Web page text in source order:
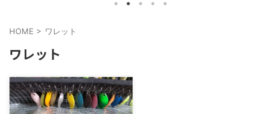
HOME > ワレット
ワレット